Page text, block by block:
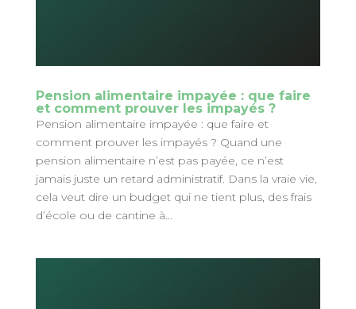
Pension alimentaire impayée : que faire
et comment prouver les impayés ?
Pension alimentaire impayée : que faire et
comment prouver les impayés ? Quand une
pension alimentaire n’est pas payée, ce n’est
jamais juste un retard administratif. Dans la vraie vie,
cela veut dire un budget qui ne tient plus, des frais
d’école ou de cantine à...